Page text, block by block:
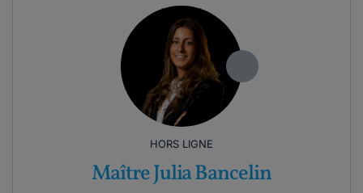
HORS LIGNE
Maître Julia Bancelin